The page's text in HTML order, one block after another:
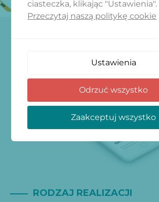
RODZAJ REALIZACJI
ciasteczka, klikając "Ustawienia".
Przeczytaj naszą politykę cookie
Ustawienia
Odrzuć wszystko
Zaakceptuj wszystko